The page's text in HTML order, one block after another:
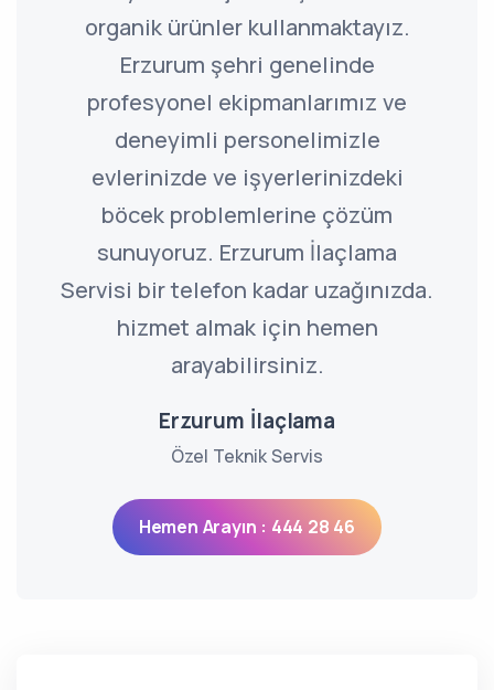
organik ürünler kullanmaktayız.
Erzurum şehri genelinde
profesyonel ekipmanlarımız ve
deneyimli personelimizle
evlerinizde ve işyerlerinizdeki
böcek problemlerine çözüm
sunuyoruz. Erzurum İlaçlama
Servisi bir telefon kadar uzağınızda.
hizmet almak için hemen
arayabilirsiniz.
Erzurum İlaçlama
Özel Teknik Servis
Hemen Arayın : 444 28 46